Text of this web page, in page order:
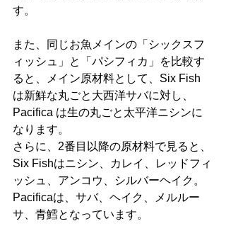
す。﻿
また、同じお魚メインの「シックスフ
ィッシュ」と「パシフィカ」を比較す
ると、メイン原材料として、Six Fish
は新鮮な丸ごと大西洋サバに対し、
Pacifica は生の丸ごと太平洋ニシンに
なります。﻿
さらに、2番目以降の原材料で見ると、
Six Fishはニシン、カレイ、レッドフィ
ッシュ、アンコウ、シルバーヘイク。
Pacificaは、サバ、ヘイク、メルルー
サ、青鱈となっています。﻿